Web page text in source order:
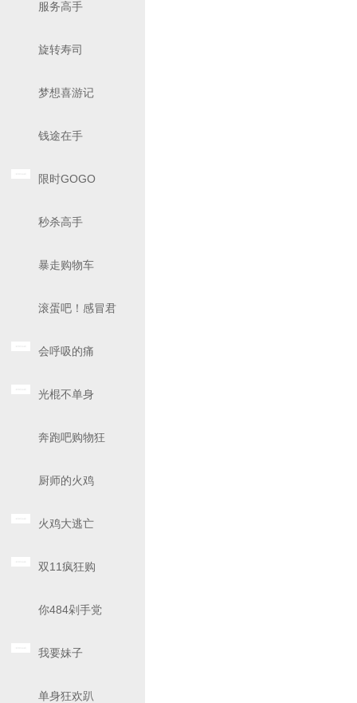
服务高手
旋转寿司
梦想喜游记
钱途在手
限时GOGO
秒杀高手
暴走购物车
滚蛋吧！感冒君
会呼吸的痛
光棍不单身
奔跑吧购物狂
厨师的火鸡
火鸡大逃亡
双11疯狂购
你484剁手党
我要妹子
单身狂欢趴